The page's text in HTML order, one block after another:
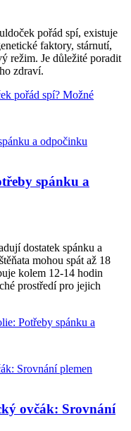
pořád spí, existuje
faktory, stárnutí,
režim. Je důležité poradit
zdraví.
pořád spí? Možné
spánku a
dostatek spánku a
mohou spát až 18
kolem 12-14 hodin
prostředí pro jejich
Potřeby spánku a
ovčák: Srovnání